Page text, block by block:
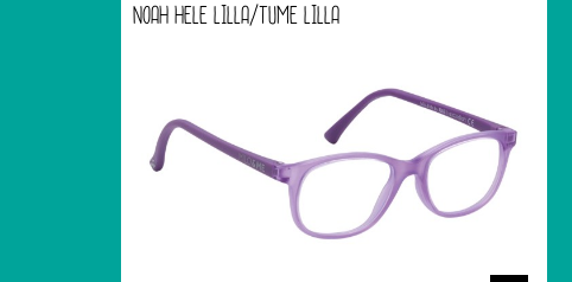
NOAH HELE LILLA/TUME LILLA